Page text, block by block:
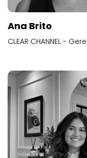
Ana Brito
CLEAR CHANNEL -